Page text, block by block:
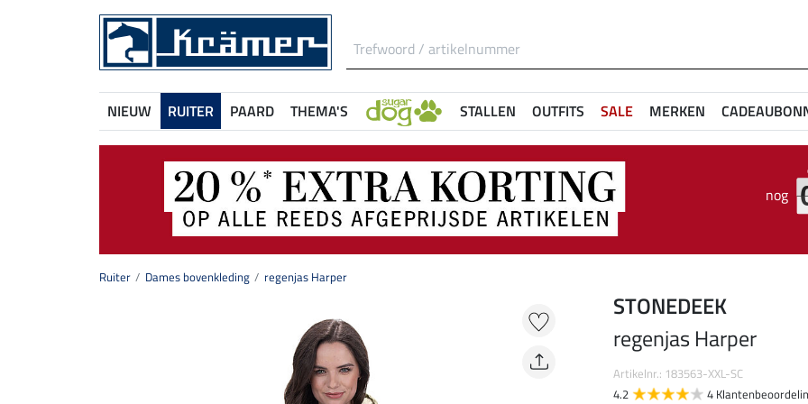
NIEUW RUITER PAARD THEMA'S STALLEN OUTFITS SALE MERKEN
nog
Ruiter Dames bovenkleding regenjas Harper
STONEDEEK
regenjas Harper
Artikelnr.: 183563-XXL-SC
4.2
4